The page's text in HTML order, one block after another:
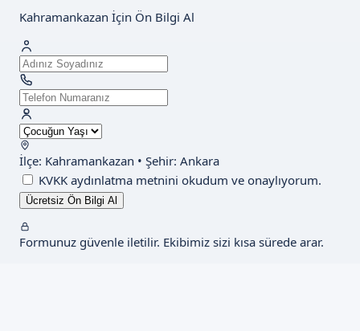
Kahramankazan İçin Ön Bilgi Al
İlçe: Kahramankazan • Şehir: Ankara
KVKK aydınlatma metnini okudum ve onaylıyorum.
Ücretsiz Ön Bilgi Al
Formunuz güvenle iletilir. Ekibimiz sizi kısa sürede arar.